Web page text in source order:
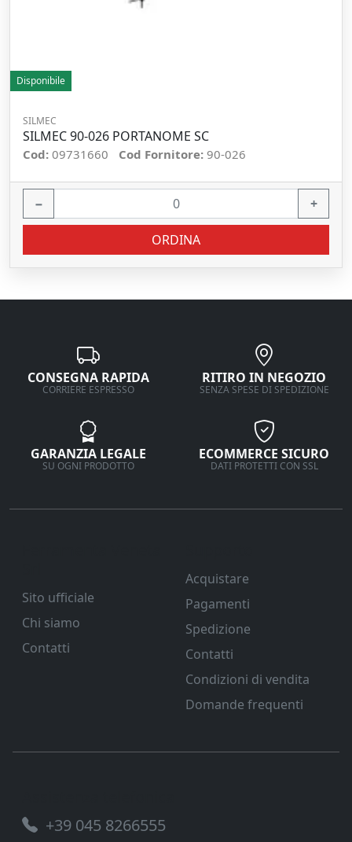
Disponibile
SILMEC
SILMEC 90-026 PORTANOME SC
Cod: 09731660 Cod Fornitore: 90-026
− +
ORDINA
CONSEGNA RAPIDA
CORRIERE ESPRESSO
RITIRO IN NEGOZIO
SENZA SPESE DI SPEDIZIONE
GARANZIA LEGALE
SU OGNI PRODOTTO
ECOMMERCE SICURO
DATI PROTETTI CON SSL
Sito ufficiale
Chi siamo
Contatti
Acquistare
Pagamenti
Spedizione
Contatti
Condizioni di vendita
Domande frequenti
+39 045 8266555